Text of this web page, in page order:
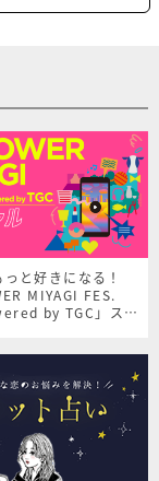
と好きになる！
MIYAGI FES.
by TGC」スペ